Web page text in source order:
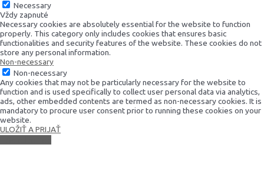
Necessary
Vždy zapnuté
Necessary cookies are absolutely essential for the website to function
properly. This category only includes cookies that ensures basic
functionalities and security features of the website. These cookies do not
store any personal information.
Non-necessary
Non-necessary
Any cookies that may not be particularly necessary for the website to
function and is used specifically to collect user personal data via analytics,
ads, other embedded contents are termed as non-necessary cookies. It is
mandatory to procure user consent prior to running these cookies on your
website.
ULOŽIŤ A PRIJAŤ